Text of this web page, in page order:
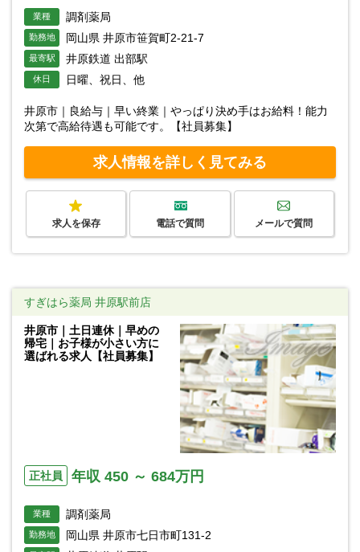
業種 調剤薬局
勤務地 岡山県 井原市笹賀町2-21-7
最寄駅 井原鉄道 出部駅
休日 日曜、祝日、他
井原市｜良給与｜早い終業｜やっぱり決め手はお給料！能力
次第で高給待遇も可能です。【社員募集】
求人情報を詳しく見てみる
求人を保存 電話で質問 メールで質問
すぎはら薬局 井原駅前店
井原市｜土日連休｜早めの
帰宅｜お子様が小さい方に
選ばれる求人【社員募集】
正社員 年収 450 ～ 684万円
業種 調剤薬局
勤務地 岡山県 井原市七日市町131-2